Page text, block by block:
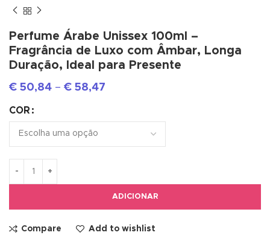
Perfume Árabe Unissex 100ml –
Fragrância de Luxo com Âmbar, Longa
Duração, Ideal para Presente
€ 50,84 – € 58,47
COR
ADICIONAR
Compare Add to wishlist